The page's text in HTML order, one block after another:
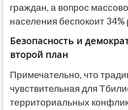
граждан, а вопрос
населения беспокоит
Безопасность и
второй план
Примечательно, что
чувствительная для
территориальных